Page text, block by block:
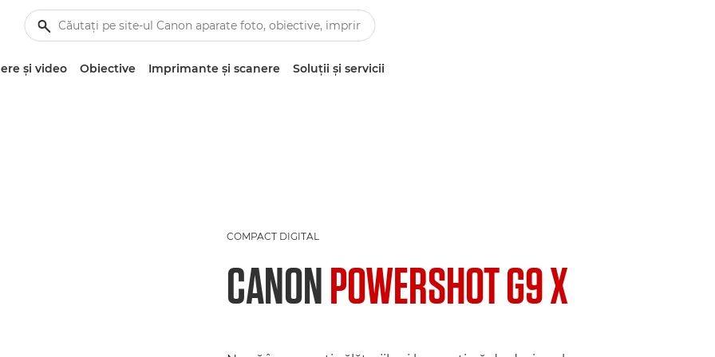
şi video Obiective Imprimante şi scanere Soluţii şi servicii
COMPACT DIGITAL
CANONPOWERSHOT G9 X